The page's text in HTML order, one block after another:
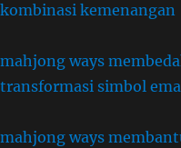
kombinasi kemenangan
mahjong ways
transformasi simbol
mahjong ways